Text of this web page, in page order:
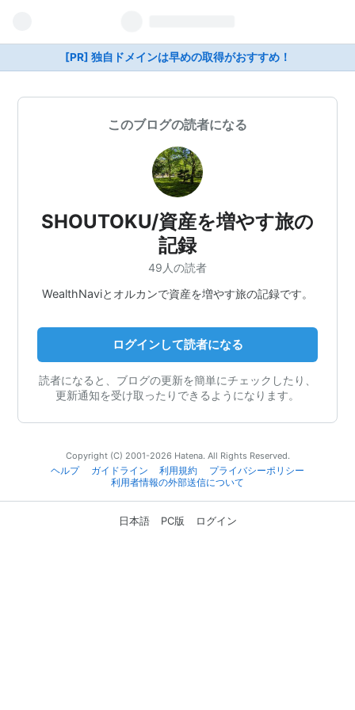
[PR] 独自ドメインは早めの取得がおすすめ！
このブログの読者になる
SHOUTOKU/資産を増やす旅の
記録
49人の読者
WealthNaviとオルカンで資産を増やす旅の記録です。
ログインして読者になる
読者になると、ブログの更新を簡単にチェックしたり、
更新通知を受け取ったりできるようになります。
Copyright (C) 2001-2026 Hatena. All Rights Reserved.
ヘルプ
ガイドライン 利用規約
プライバシーポリシー
利用者情報の外部送信について
日本語 PC版 ログイン